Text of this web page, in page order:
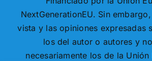
NextGenerationEU. Sin
vista y las opiniones expresadas
los del autor o autores y
necesariamente los de la Unión